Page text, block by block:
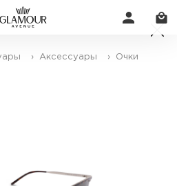
› Аксессуары › Очки